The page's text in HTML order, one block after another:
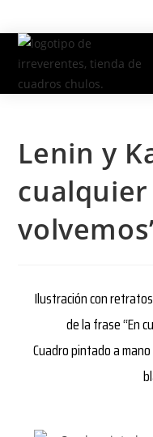
Lenin y
Ilustración con
de la frase “En
Cuadro pintado a